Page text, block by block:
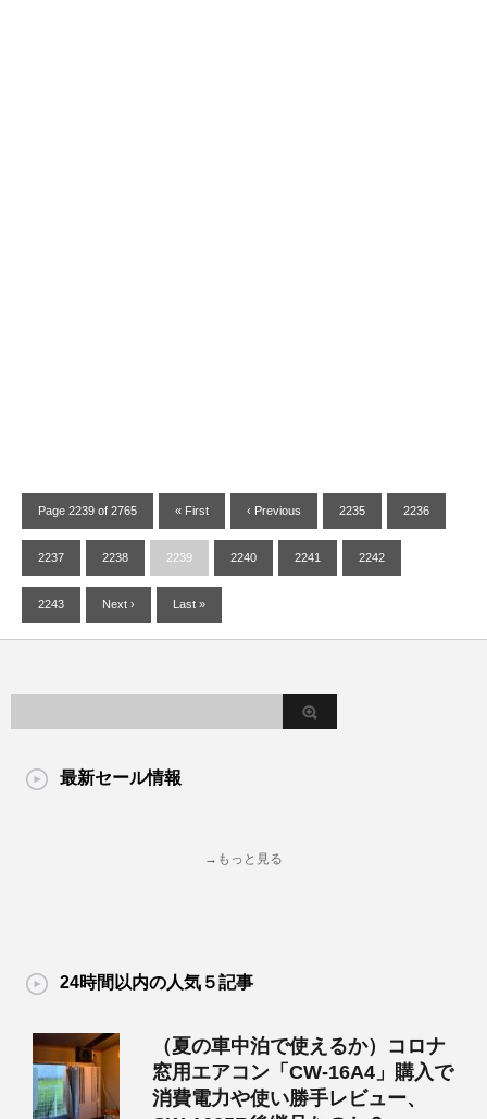
Page 2239 of 2765 « First ‹ Previous 2235 2236
2237 2238 2239 2240 2241 2242
2243 Next › Last »
最新セール情報
→もっと見る
24時間以内の人気５記事
（夏の車中泊で使えるか）コロナ
窓用エアコン「CW-16A4」購入で
消費電力や使い勝手レビュー、